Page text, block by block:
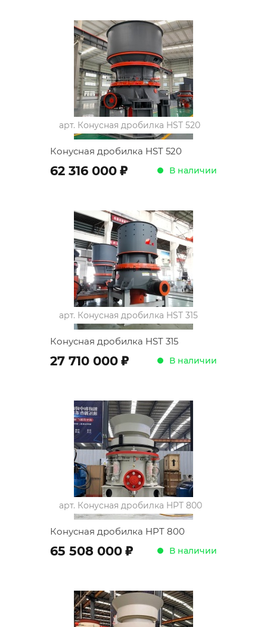
арт. Конусная дробилка HST 520
Конусная дробилка HST 520
62 316 000 ; В наличии
арт. Конусная дробилка HST 315
Конусная дробилка HST 315
27 710 000 ; В наличии
арт. Конусная дробилка HPT 800
Конусная дробилка HPT 800
65 508 000 ; В наличии